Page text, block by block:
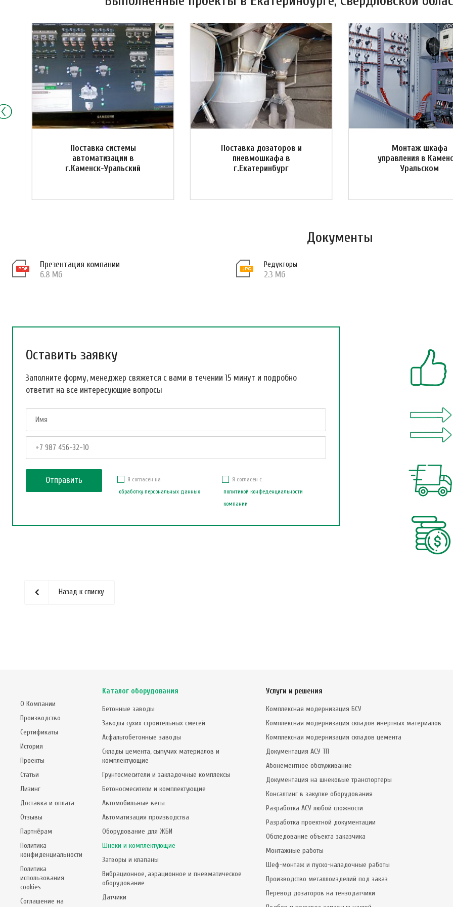
Поставка системы
автоматизации в
г.Каменск-Уральский
Поставка дозаторов и
пневмошкафа в
г.Екатеринбург
Монтаж шкафа
управления в
Уральском
Документы
Презентация компании
6.8 Мб
Редукторы
2.3 Мб
Оставить заявку
Заполните форму, менеджер свяжется с вами в течении 15 минут и подробно
ответит на все интересующие вопросы
Я согласен на
обработку персональных данных
Я согласен с
политикой конфеденциальности
компании
Назад к списку
О Компании
Производство
Сертификаты
История
Проекты
Статьи
Лизинг
Доставка и оплата
Отзывы
Партнёрам
Политика
конфиденциальности
Политика
использования
cookies
Соглашение на
Каталог оборудования
Бетонные заводы
Заводы сухих строительных смесей
Асфальтобетонные заводы
Склады цемента, сыпучих материалов и
комплектующие
Грунтосмесители и закладочные комплексы
Бетоносмесители и комплектующие
Автомобильные весы
Автоматизация производства
Оборудование для ЖБИ
Шнеки и комплектующие
Затворы и клапаны
Вибрационное, аэрационное и пневматическое
оборудование
Датчики
Услуги и решения
Комплексная модернизация БСУ
Комплексная модернизация складов инертных материалов
Комплексная модернизация складов цемента
Документация АСУ ТП
Абонементное обслуживание
Документация на шнековые транспортеры
Консалтинг в закупке оборудования
Разработка АСУ любой сложности
Разработка проектной документации
Обследование объекта заказчика
Монтажные работы
Шеф-монтаж и пуско-наладочные работы
Производство металлоизделий под заказ
Перевод дозаторов на тензодатчики